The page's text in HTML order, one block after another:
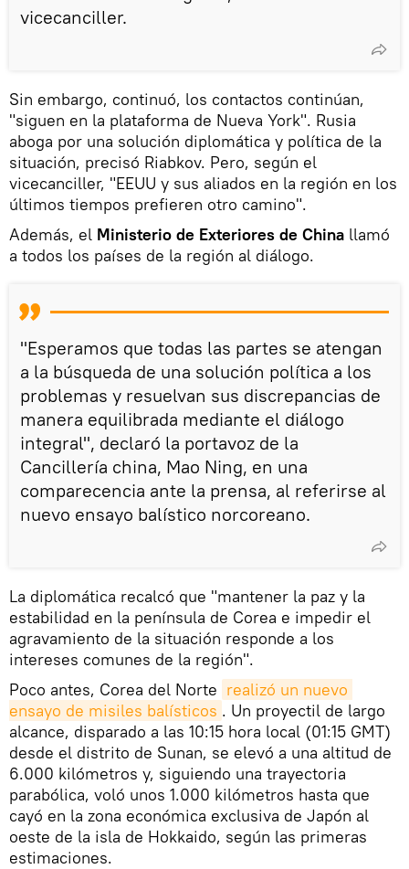
vicecanciller.
Sin embargo, continuó, los contactos continúan,
"siguen en la plataforma de Nueva York". Rusia
aboga por una solución diplomática y política de la
situación, precisó Riabkov. Pero, según el
vicecanciller, "EEUU y sus aliados en la región en los
últimos tiempos prefieren otro camino".
Además, el Ministerio de Exteriores de China llamó
a todos los países de la región al diálogo.
"Esperamos que todas las partes se atengan
a la búsqueda de una solución política a los
problemas y resuelvan sus discrepancias de
manera equilibrada mediante el diálogo
integral", declaró la portavoz de la
Cancillería china, Mao Ning, en una
comparecencia ante la prensa, al referirse al
nuevo ensayo balístico norcoreano.
La diplomática recalcó que "mantener la paz y la
estabilidad en la península de Corea e impedir el
agravamiento de la situación responde a los
intereses comunes de la región".
Poco antes, Corea del Norte realizó un nuevo
ensayo de misiles balísticos . Un proyectil de largo
alcance, disparado a las 10:15 hora local (01:15 GMT)
desde el distrito de Sunan, se elevó a una altitud de
6.000 kilómetros y, siguiendo una trayectoria
parabólica, voló unos 1.000 kilómetros hasta que
cayó en la zona económica exclusiva de Japón al
oeste de la isla de Hokkaido, según las primeras
estimaciones.